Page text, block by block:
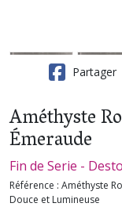
Partager
Améthyste
Émeraude
Fin de Serie -
Référence : Améthyste
Douce et Lumineuse